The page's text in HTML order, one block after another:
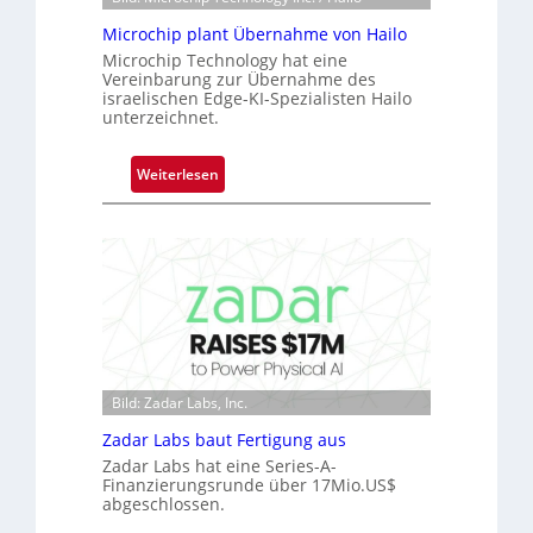
ü
b
e
r
i
m
r
k
V
i
s
o
n
Microchip plant Übernahme von Hailo
Microchip Technology hat eine
Vereinbarung zur Übernahme des
israelischen Edge-KI-Spezialisten Hailo
unterzeichnet.
Weiterlesen
M
o
c
h
i
p
l
a
n
Bild: Zadar Labs, Inc.
Zadar Labs baut Fertigung aus
Zadar Labs hat eine Series-A-
Finanzierungsrunde über 17Mio.US$
abgeschlossen.